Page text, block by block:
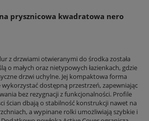
prysznicowa kwadratowa nero
z drzwiami otwieranymi do środka została
o małych oraz nietypowych łazienkach, gdzie
drzwi uchylne. Jej kompaktowa forma
dostępną przestrzeń, zapewniając
bez rezygnacji z funkcjonalności. Profile
ścian dbają o stabilność konstrukcji nawet na
a wypinane rolki umożliwiają szybkie i